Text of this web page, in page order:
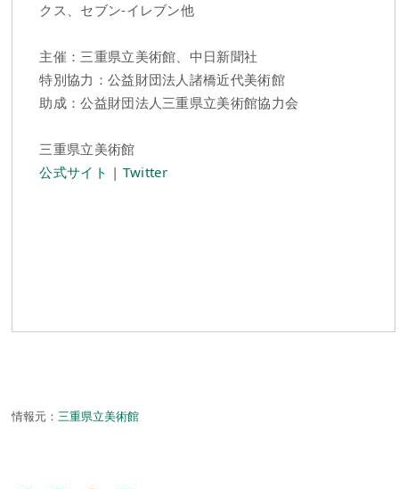
クス、セブン-イレブン他
主催：三重県立美術館、中日新聞社
特別協力：公益財団法人諸橋近代美術館
助成：公益財団法人三重県立美術館協力会
三重県立美術館
公式サイト | Twitter
情報元：三重県立美術館